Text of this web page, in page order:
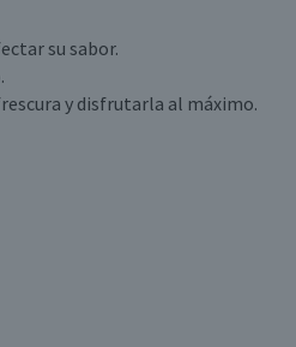
su sabor.
y disfrutarla al máximo.